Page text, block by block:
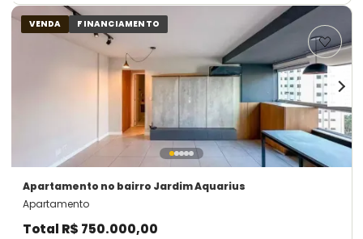
VENDA FINANCIAMENTO
Apartamento no bairro Jardim Aquarius
Apartamento
Total R$ 750.000,00